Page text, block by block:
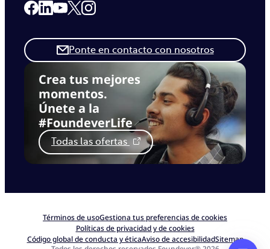
Crea tus mejores
momentos.
Únete a la
#FoundeverLife
Todas las ofertas
Ponte en contacto con nosotros
Link to our Facebook page
Link to our Linkedin page
Link to our Youtube page
Link to our X page
Link to our Instagram page
Términos de usoGestiona tus preferencias de cookies
Políticas de privacidad y de cookies
Código global de conducta y éticaAviso de accesibilidadSitemap